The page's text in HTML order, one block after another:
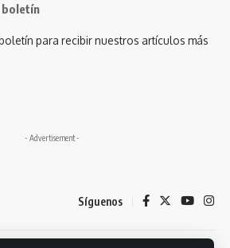
boletín
para recibir nuestros artículos más
- Advertisement -
Síguenos